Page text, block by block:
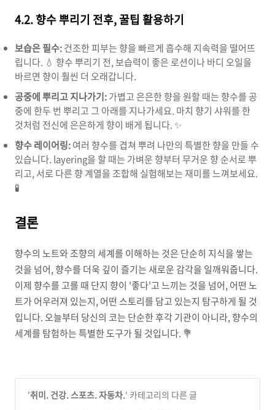
4.2. 향수 뿌리기 전후, 꿀팁 활용하기
보습은 필수:건조한 피부는 향을 빠르게 흡수해 지속력을 떨어뜨
립니다. 💧 향수 뿌리기 전, 보습력이 좋은 로션이나 바디 오일을
바르면 향이 훨씬 더 오래갑니다.
공중에 뿌리고 지나가기:가볍고 은은한 향을 원할 때는 향수를 공
중에 한두 번 뿌리고 그 아래를 지나가세요. 마치 향기 샤워를 한
것처럼 전신에 은은하게 향이 배게 됩니다. ✨
향수 레이어링:여러 향수를 겹쳐 뿌려 나만의 특별한 향을 만들 수
있습니다. layering을 할 때는 가벼운 향부터 무거운 향 순서로 뿌
리고, 서로 다른 향 계열을 조합해 실험해보는 재미를 느껴보세요.
🧪
결론
향수의 노트와 조향의 세계를 이해하는 것은 단순히 지식을 쌓는
것을 넘어, 향수를 더욱 깊이 즐기는 새로운 감각을 일깨워줍니다.
이제 향수를 고를 때 단지 향이 '좋다'고 느끼는 것을 넘어, 어떤 노
트가 어우러져 있는지, 어떤 스토리를 담고 있는지 탐구하게 될 것
입니다. 오늘부터 당신의 코는 단순한 후각 기관이 아니라, 향수의
세계를 탐험하는 특별한 도구가 될 것입니다. 💐
'취미. 건강. 스포츠. 자동차.' 카테고리의 다른 글